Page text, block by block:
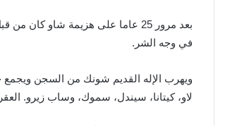
بعد مرور 25 عاما على هزيمة شاو
في وجه الشر.
ويهرب الإله القديم شونك من السجن
لاو، كيتانا، سيندل، سموك، وساب زيرو.